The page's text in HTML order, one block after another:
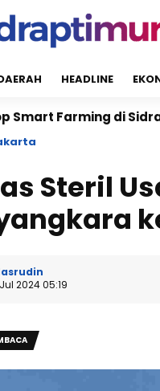
HEADLINE
di Sidrap Bantu
Steril
2024 05:19